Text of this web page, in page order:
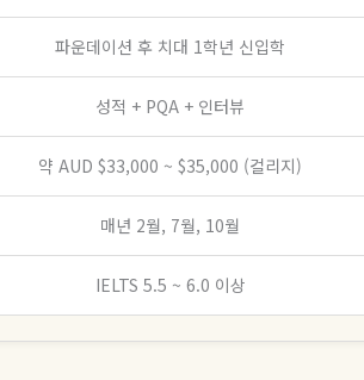
파운데이션 후 치대 1학년 신입학
성적 + PQA + 인터뷰
약 AUD $33,000 ~ $35,000 (컬리지)
매년 2월, 7월, 10월
IELTS 5.5 ~ 6.0 이상